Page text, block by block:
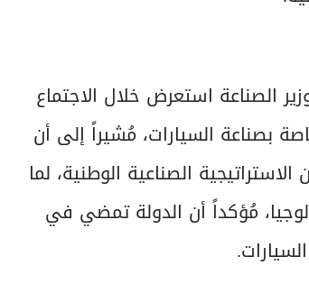
الصناعة استعرض خلال الاجتماع
بصناعة السيارات، مُشيراً إلى أن
الصناعية الوطنية، لما
مُؤكداً أن الدولة تمضي في